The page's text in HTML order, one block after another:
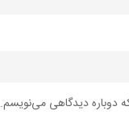
دوباره دیدگاهی می‌نویسم.